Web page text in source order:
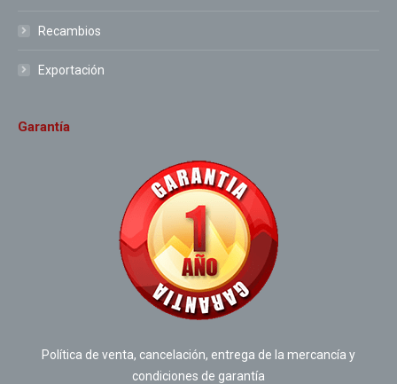
Recambios
Exportación
Garantía
Política de venta, cancelación, entrega de la mercancía y
condiciones de garantía